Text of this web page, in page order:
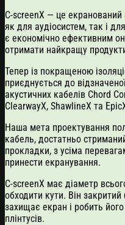
C-screenX — це
як для аудіосистем, так і
є економічно ефективним
отримати найкращу
Тепер із покращеною
приєднується до
акустичних кабелів Chord
ClearwayX, ShawlineX та
Наша мета проектування
кабель, достатньо
прокладки, з усіма
принести екранування.
C-screenX має діаметр
обходити кути. Він
захищає екран і робить
плінтусів.